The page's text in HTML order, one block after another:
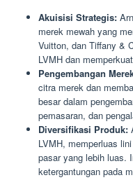
Akuisisi Strategis:
merek mewah yang
Vuitton, dan Tiffany &
LVMH dan
Pengembangan
citra merek dan
besar dalam
pemasaran, dan
Diversifikasi Produk:
LVMH, memperluas
pasar yang lebih luas.
ketergantungan pada